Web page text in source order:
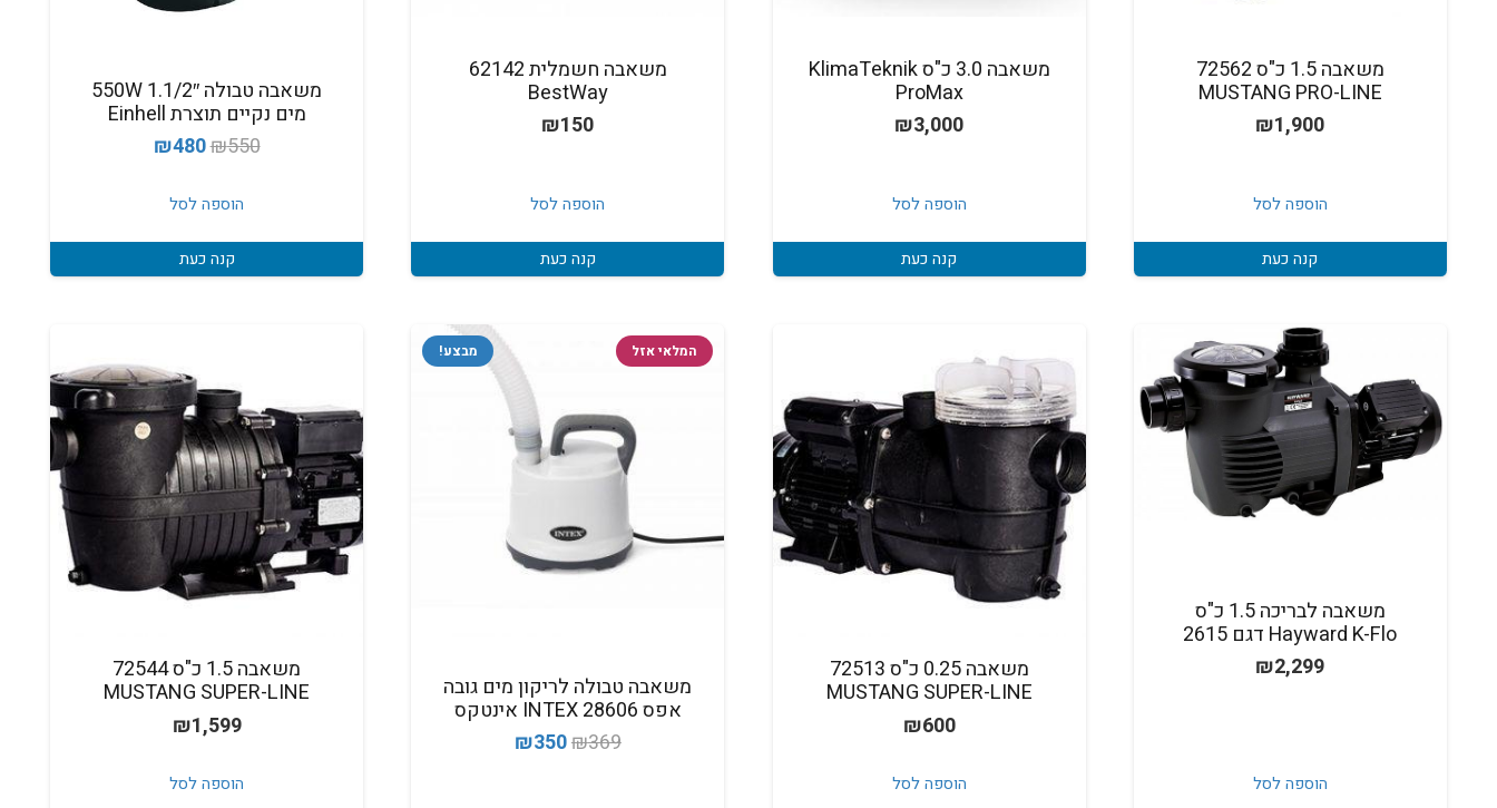
משאבה 1.5 כ"ס 72562
MUSTANG PRO-LINE
₪1,900
הוספה לסל
קנה כעת
משאבה 3.0 כ"ס KlimaTeknik
ProMax
₪3,000
הוספה לסל
קנה כעת
‏משאבה חשמלית 62142
BestWay
₪150
הוספה לסל
קנה כעת
משאבה טבולה 1.1/2″ 550W
מים נקיים תוצרת Einhell
₪550
המחיר
היה:
₪550.
₪480
₪480.
הוספה לסל
קנה כעת
משאבה לבריכה 1.5 כ"ס
Hayward K-Flo דגם 2615
₪2,299
הוספה לסל
משאבה 0.25 כ"ס 72513
MUSTANG SUPER-LINE
₪600
הוספה לסל
מבצע! המלאי אזל
משאבה טבולה לריקון מים גובה
אפס INTEX 28606 אינטקס
₪369
המחיר
₪350
משאבה 1.5 כ"ס 72544
MUSTANG SUPER-LINE
₪1,599
הוספה לסל